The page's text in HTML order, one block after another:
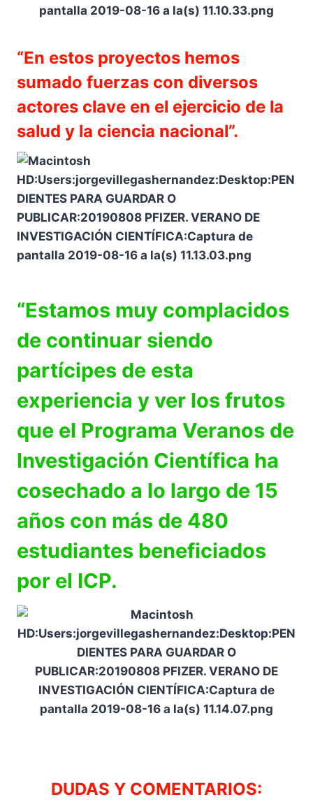
“En estos proyectos hemos
sumado fuerzas con diversos
actores clave en el ejercicio de la
salud y la ciencia nacional”.
“Estamos muy complacidos
de continuar siendo
partícipes de esta
experiencia y ver los frutos
que el Programa Veranos de
Investigación Científica ha
cosechado a lo largo de 15
años con más de 480
estudiantes beneficiados
por el ICP.
DUDAS Y COMENTARIOS: